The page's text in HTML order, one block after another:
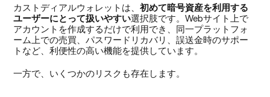
カストディアルウォレットは、初めて暗号資産を利用する
ユーザーにとって扱いやすい選択肢です。Webサイト上で
アカウントを作成するだけで利用でき、同一プラットフォ
ーム上での売買、パスワードリカバリ、誤送金時のサポー
トなど、利便性の高い機能を提供しています。
一方で、いくつかのリスクも存在します。